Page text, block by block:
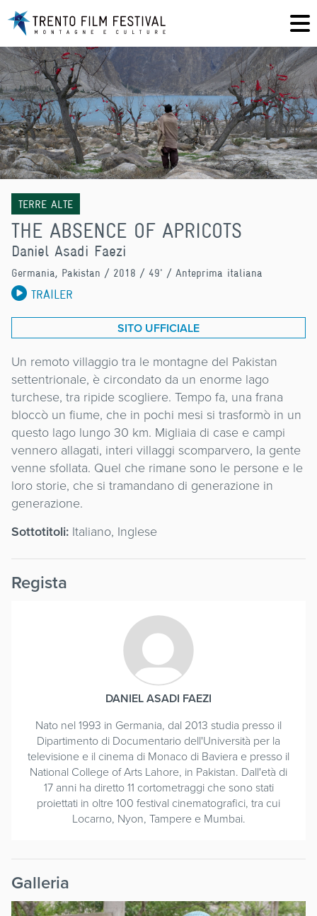
TERRE ALTE
THE ABSENCE OF APRICOTS
Daniel Asadi Faezi
Germania, Pakistan / 2018 / 49' / Anteprima italiana
TRAILER
SITO UFFICIALE
Un remoto villaggio tra le montagne del Pakistan
settentrionale, è circondato da un enorme lago
turchese, tra ripide scogliere. Tempo fa, una frana
bloccò un fiume, che in pochi mesi si trasformò in un
questo lago lungo 30 km. Migliaia di case e campi
vennero allagati, interi villaggi scomparvero, la gente
venne sfollata. Quel che rimane sono le persone e le
loro storie, che si tramandano di generazione in
generazione.
Sottotitoli: Italiano, Inglese
Regista
DANIEL ASADI FAEZI
Nato nel 1993 in Germania, dal 2013 studia presso il
Dipartimento di Documentario dell'Università per la
televisione e il cinema di Monaco di Baviera e presso il
National College of Arts Lahore, in Pakistan. Dall'età di
17 anni ha diretto 11 cortometraggi che sono stati
proiettati in oltre 100 festival cinematografici, tra cui
Locarno, Nyon, Tampere e Mumbai.
Galleria